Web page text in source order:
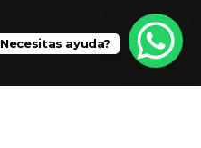
Necesitas ayuda?